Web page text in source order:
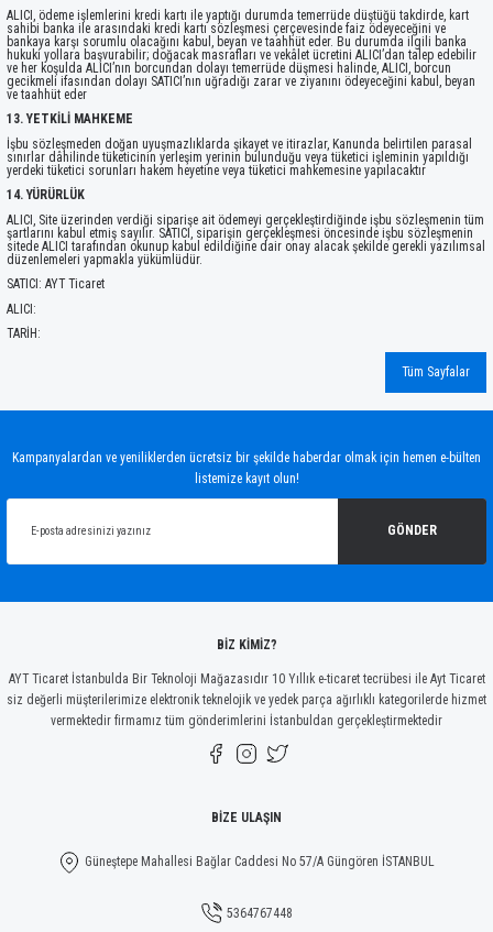
ALICI, ödeme işlemlerini kredi kartı ile yaptığı durumda temerrüde düştüğü takdirde, kart
sahibi banka ile arasındaki kredi kartı sözleşmesi çerçevesinde faiz ödeyeceğini ve
bankaya karşı sorumlu olacağını kabul, beyan ve taahhüt eder. Bu durumda ilgili banka
hukuki yollara başvurabilir; doğacak masrafları ve vekâlet ücretini ALICI’dan talep edebilir
ve her koşulda ALICI’nın borcundan dolayı temerrüde düşmesi halinde, ALICI, borcun
gecikmeli ifasından dolayı SATICI’nın uğradığı zarar ve ziyanını ödeyeceğini kabul, beyan
ve taahhüt eder
13. YETKİLİ MAHKEME
İşbu sözleşmeden doğan uyuşmazlıklarda şikayet ve itirazlar, Kanunda belirtilen parasal
sınırlar dâhilinde tüketicinin yerleşim yerinin bulunduğu veya tüketici işleminin yapıldığı
yerdeki tüketici sorunları hakem heyetine veya tüketici mahkemesine yapılacaktır
14. YÜRÜRLÜK
ALICI, Site üzerinden verdiği siparişe ait ödemeyi gerçekleştirdiğinde işbu sözleşmenin tüm
şartlarını kabul etmiş sayılır. SATICI, siparişin gerçekleşmesi öncesinde işbu sözleşmenin
sitede ALICI tarafından okunup kabul edildiğine dair onay alacak şekilde gerekli yazılımsal
düzenlemeleri yapmakla yükümlüdür.
SATICI: AYT Ticaret
ALICI:
TARİH:
Tüm Sayfalar
Kampanyalardan ve yeniliklerden ücretsiz bir şekilde haberdar olmak için hemen e-bülten
listemize kayıt olun!
GÖNDER
BİZ KİMİZ?
AYT Ticaret İstanbulda Bir Teknoloji Mağazasıdır 10 Yıllık e-ticaret tecrübesi ile Ayt Ticaret
siz değerli müşterilerimize elektronik teknelojik ve yedek parça ağırlıklı kategorilerde hizmet
vermektedir firmamız tüm gönderimlerini İstanbuldan gerçekleştirmektedir
BİZE ULAŞIN
Güneştepe Mahallesi Bağlar Caddesi No 57/A Güngören İSTANBUL
5364767448